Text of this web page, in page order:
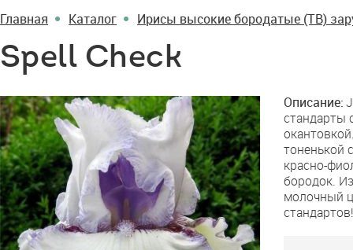
Главная Каталог Ирисы высокие бородатые (TB)
Spell Check
Spell
Check
Описание:
стандарты
тоненькой
красно-
бородок.
молочный
стандартов!